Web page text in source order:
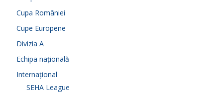
Cupa României
Cupe Europene
Divizia A
Echipa națională
Internațional
SEHA League